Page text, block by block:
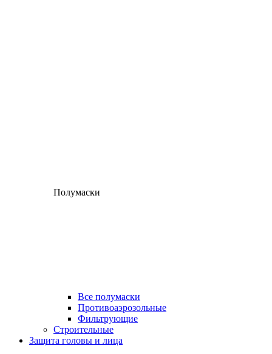
Полумаски
Все полумаски
Противоаэрозольные
Фильтрующие
Строительные
Защита головы и лица